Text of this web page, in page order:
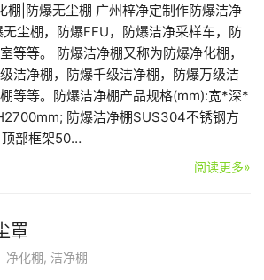
棚|防爆无尘棚 广州梓净定制作防爆洁净
尘棚，防爆FFU，防爆洁净采样车，防
等等。 防爆洁净棚又称为防爆净化棚，
洁净棚，防爆千级洁净棚，防爆万级洁
等等。防爆洁净棚产品规格(mm):宽*深*
防爆洁净棚SUS304不锈钢方
部框架50…
阅读更多»
罩
净化棚, 洁净棚